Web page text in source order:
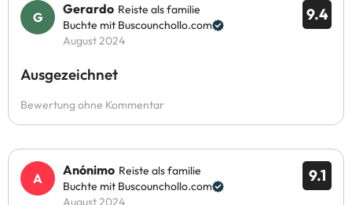
9.4
Gerardo Reiste als familie
Buchte mit Buscounchollo.com
August 2024
Ausgezeichnet
Bewertung ohne Kommentar
9.1
Anónimo Reiste als familie
Buchte mit Buscounchollo.com
August 2024